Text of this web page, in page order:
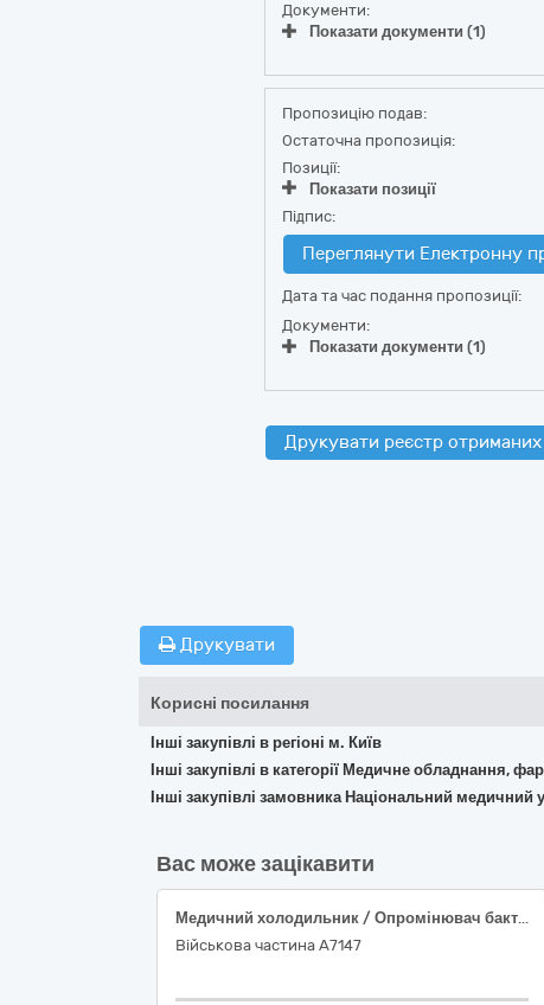
Документи:
Показати документи (1)
Пропозицію подав:
Остаточна пропозиція:
Позиції:
Показати позиції
Підпис:
Переглянути Електронну
Дата та час подання пропозиції:
Документи:
Показати документи (1)
Друкувати реєстр
Друкувати
Корисні посилання
Інші закупівлі в регіоні м. Київ
Інші закупівлі в категорії Медичне обладнання,
Інші закупівлі замовника Національний
Вас може зацікавити
Медичний холодильник / Опромінювач бактерицидний
Військова частина А7147